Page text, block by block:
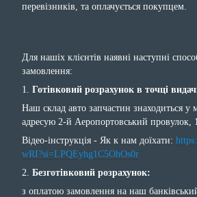
перевізників, та оплачується покупцем.
Для нашіх клієнтів наявні наступні
замовлення:
1. Готівковий розрахунок в точці
Наш склад авто запчастин знаходиться у
адресую 2-й Аеропортовський провулок,
Відео-інструкція - Як к нам доїхати:
wRI?si=LPQEyhg1C5OhOs0r
2. Безготівковий розрахунок:
з оплатою замовлення на наш